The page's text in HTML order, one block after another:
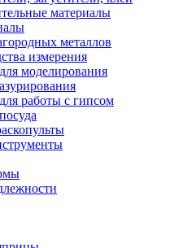
материалы
металлов
измерения
моделирования
работы с гипсом